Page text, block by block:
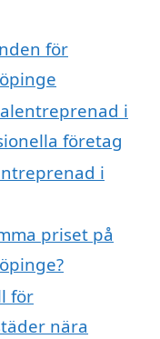
för
i
företag
i
priset på
för
nära